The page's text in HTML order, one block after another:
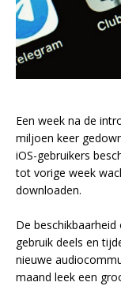
Een week na de
miljoen keer
iOS-gebruikers
tot vorige week
downloaden.
De
gebruik deels en
nieuwe
maand leek een